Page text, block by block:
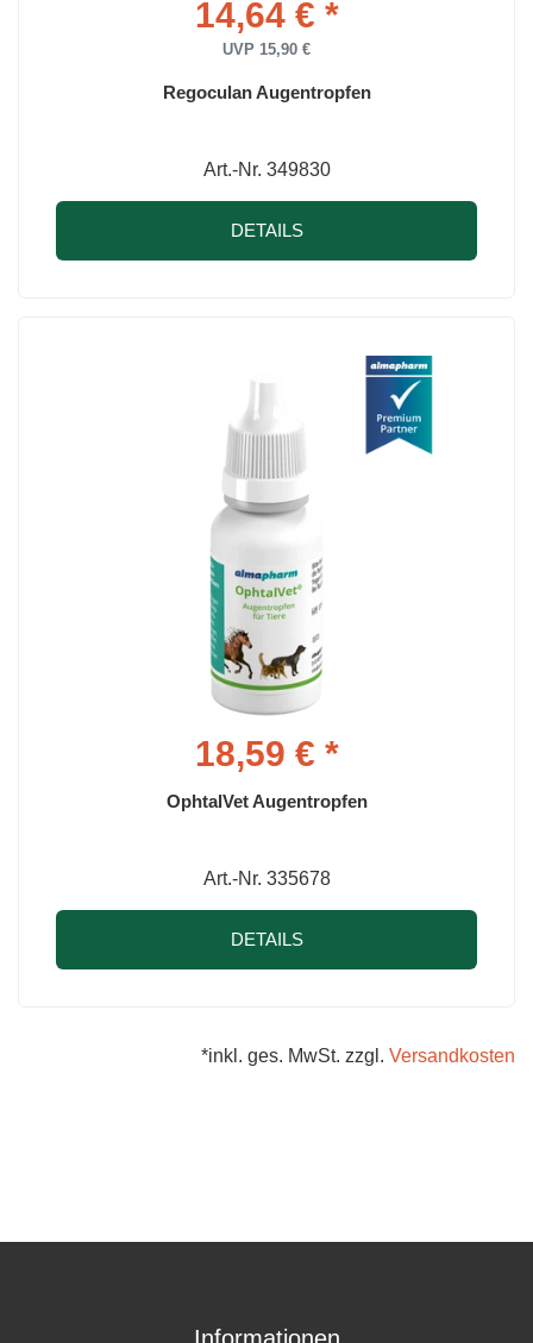
14,64 € *
UVP 15,90 €
Regoculan Augentropfen
Art.-Nr. 349830
DETAILS
18,59 € *
OphtalVet Augentropfen
Art.-Nr. 335678
DETAILS
*inkl. ges. MwSt. zzgl. Versandkosten